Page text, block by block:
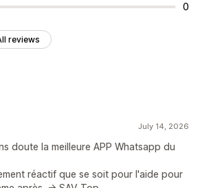
0
reviews
July 14, 2026
doute la meilleure APP Whatsapp du
réactif que se soit pour l'aide pour